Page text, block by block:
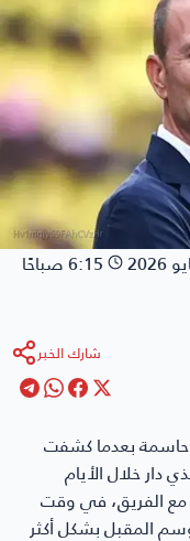
6:15 صباحًا
شارك الخبر
حاسمة بعدما كشفت
دار خلال الأيام
مع الفريق، في وقت
المقبل بشكل أكثر